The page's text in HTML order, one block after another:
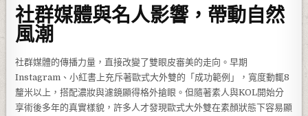
社群媒體與名人影響，帶動自然
風潮
社群媒體的傳播力量，直接改變了雙眼皮審美的走向。早期
Instagram、小紅書上充斥著歐式大外雙的「成功範例」，寬度動輒8
釐米以上，搭配濃妝與濾鏡顯得格外搶眼。但隨著素人與KOL開始分
享術後多年的真實樣貌，許多人才發現歐式大外雙在素顏狀態下容易顯